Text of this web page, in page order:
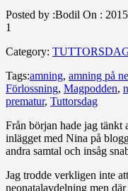
Posted by :Bodil On :
1
Category:
Tags:amning, amning på
Förlossning, Magpodden,
prematur, Tuttorsdag
Från början hade jag tänkt
inlägget med Nina på
andra samtal och insåg
Jag trodde verkligen inte
neonatalavdelning men